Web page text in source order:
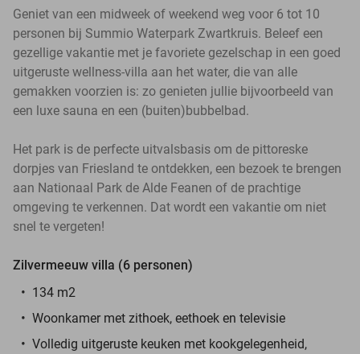
Geniet van een midweek of weekend weg voor 6 tot 10
personen bij Summio Waterpark Zwartkruis. Beleef een
gezellige vakantie met je favoriete gezelschap in een goed
uitgeruste wellness-villa aan het water, die van alle
gemakken voorzien is: zo genieten jullie bijvoorbeeld van
een luxe sauna en een (buiten)bubbelbad.
Het park is de perfecte uitvalsbasis om de pittoreske
dorpjes van Friesland te ontdekken, een bezoek te brengen
aan Nationaal Park de Alde Feanen of de prachtige
omgeving te verkennen. Dat wordt een vakantie om niet
snel te vergeten!
Zilvermeeuw villa (6 personen)
134 m2
Woonkamer met zithoek, eethoek en televisie
Volledig uitgeruste keuken met kookgelegenheid,